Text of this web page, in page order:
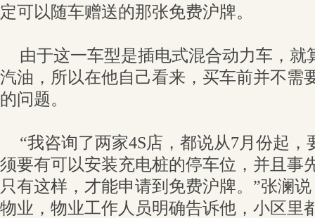
定可以随车赠送的那张免费沪牌。
由于这一车型是插电式混合动力车，就
汽油，所以在他自己看来，买车前并不需
的问题。
“我咨询了两家4S店，都说从7月份起
须要有可以安装充电桩的停车位，并且事
只有这样，才能申请到免费沪牌。”张澜
物业，物业工作人员明确告诉他，小区里